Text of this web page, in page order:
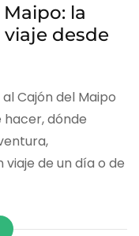
la
desde
Cajón del Maipo
hacer, dónde
de un día o de